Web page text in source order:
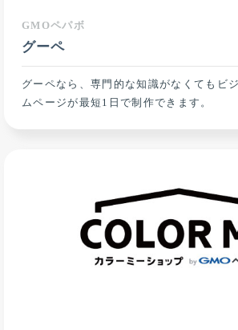
GMOペパボ
グーペ
グーペなら、専門的な知識がなくてもビ
ムページが最短1日で制作できます。